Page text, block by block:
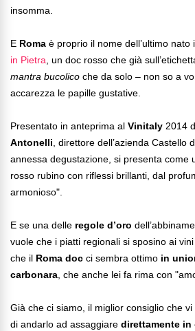
insomma.
E Roma è proprio il nome dell’ultimo nato
in Pietra , un doc rosso che già
mantra bucolico che da solo – non so a
accarezza le papille gustative.
Presentato in anteprima al Vinitaly 2014
Antonelli , direttore dell’azienda Castello
annessa degustazione, si presenta come
rosso rubino con riflessi brillanti, dal
armonioso".
E se una delle regole d’oro
vuole che i piatti regionali si sposino ai
che il Roma doc ci sembra ottimo in
carbonara , che anche lei fa rima con
Già che ci siamo, il miglior consiglio che
di andarlo ad assaggiare direttamente in